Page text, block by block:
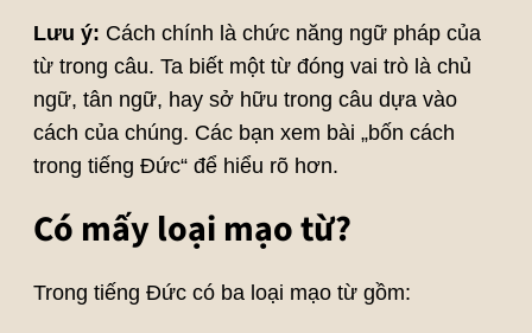
Lưu ý: Cách chính là chức năng ngữ pháp của
từ trong câu. Ta biết một từ đóng vai trò là chủ
ngữ, tân ngữ, hay sở hữu trong câu dựa vào
cách của chúng. Các bạn xem bài „bốn cách
trong tiếng Đức“ để hiểu rõ hơn.
Có mấy loại mạo từ?
Trong tiếng Đức có ba loại mạo từ gồm: